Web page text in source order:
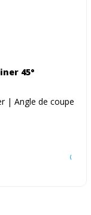
45°
| Angle de coupe